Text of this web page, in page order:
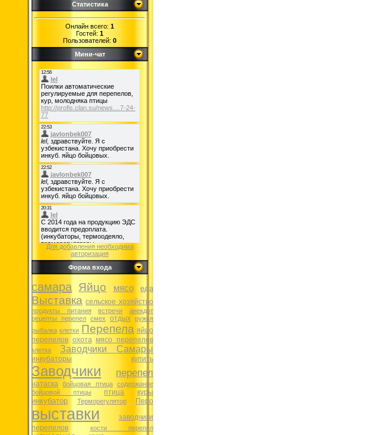
Статистика
Онлайн всего: 1
Гостей: 1
Пользователей: 0
Мини-чат
Для добавления необходима
авторизация
Форма входа
самара Яйцо мясо еда
Выставка сельское хозяйство
продукты питания встречи
анекдот
рецепты перепел смех отдых ружья
рыбалка клетки Перепела яйцо
перепелов охота мясо перепелов
клетка Заводчики Самары
инкубаторы купить
Заводчики перепел
натаска бойцовая птица
содержание
бойцовой птицы
птица куры
инкубатор Терморегулятор Перо
выставки
заводчики
перепелов
кости перепел